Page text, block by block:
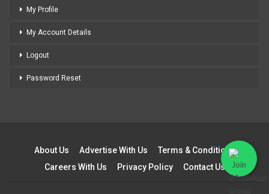
My Profile
My Account Details
Logout
Password Reset
About Us Advertise With Us
Terms & Conditions
Careers With Us
Privacy Policy Contact Us